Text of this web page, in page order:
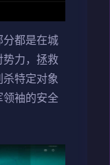
分都是在城
势力，拯救
特定对象
领袖的安全